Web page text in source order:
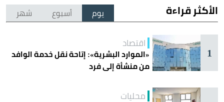
الأكثر قراءة يوم أسبوع شهر
1
اقتصاد
«الموارد البشرية»: إتاحة نقل خدمة الوافد
من منشأة إلى فرد
محليات